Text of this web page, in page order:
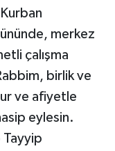
merkez
çalışma
birlik ve
ve afiyetle
eylesin.
Tayyip